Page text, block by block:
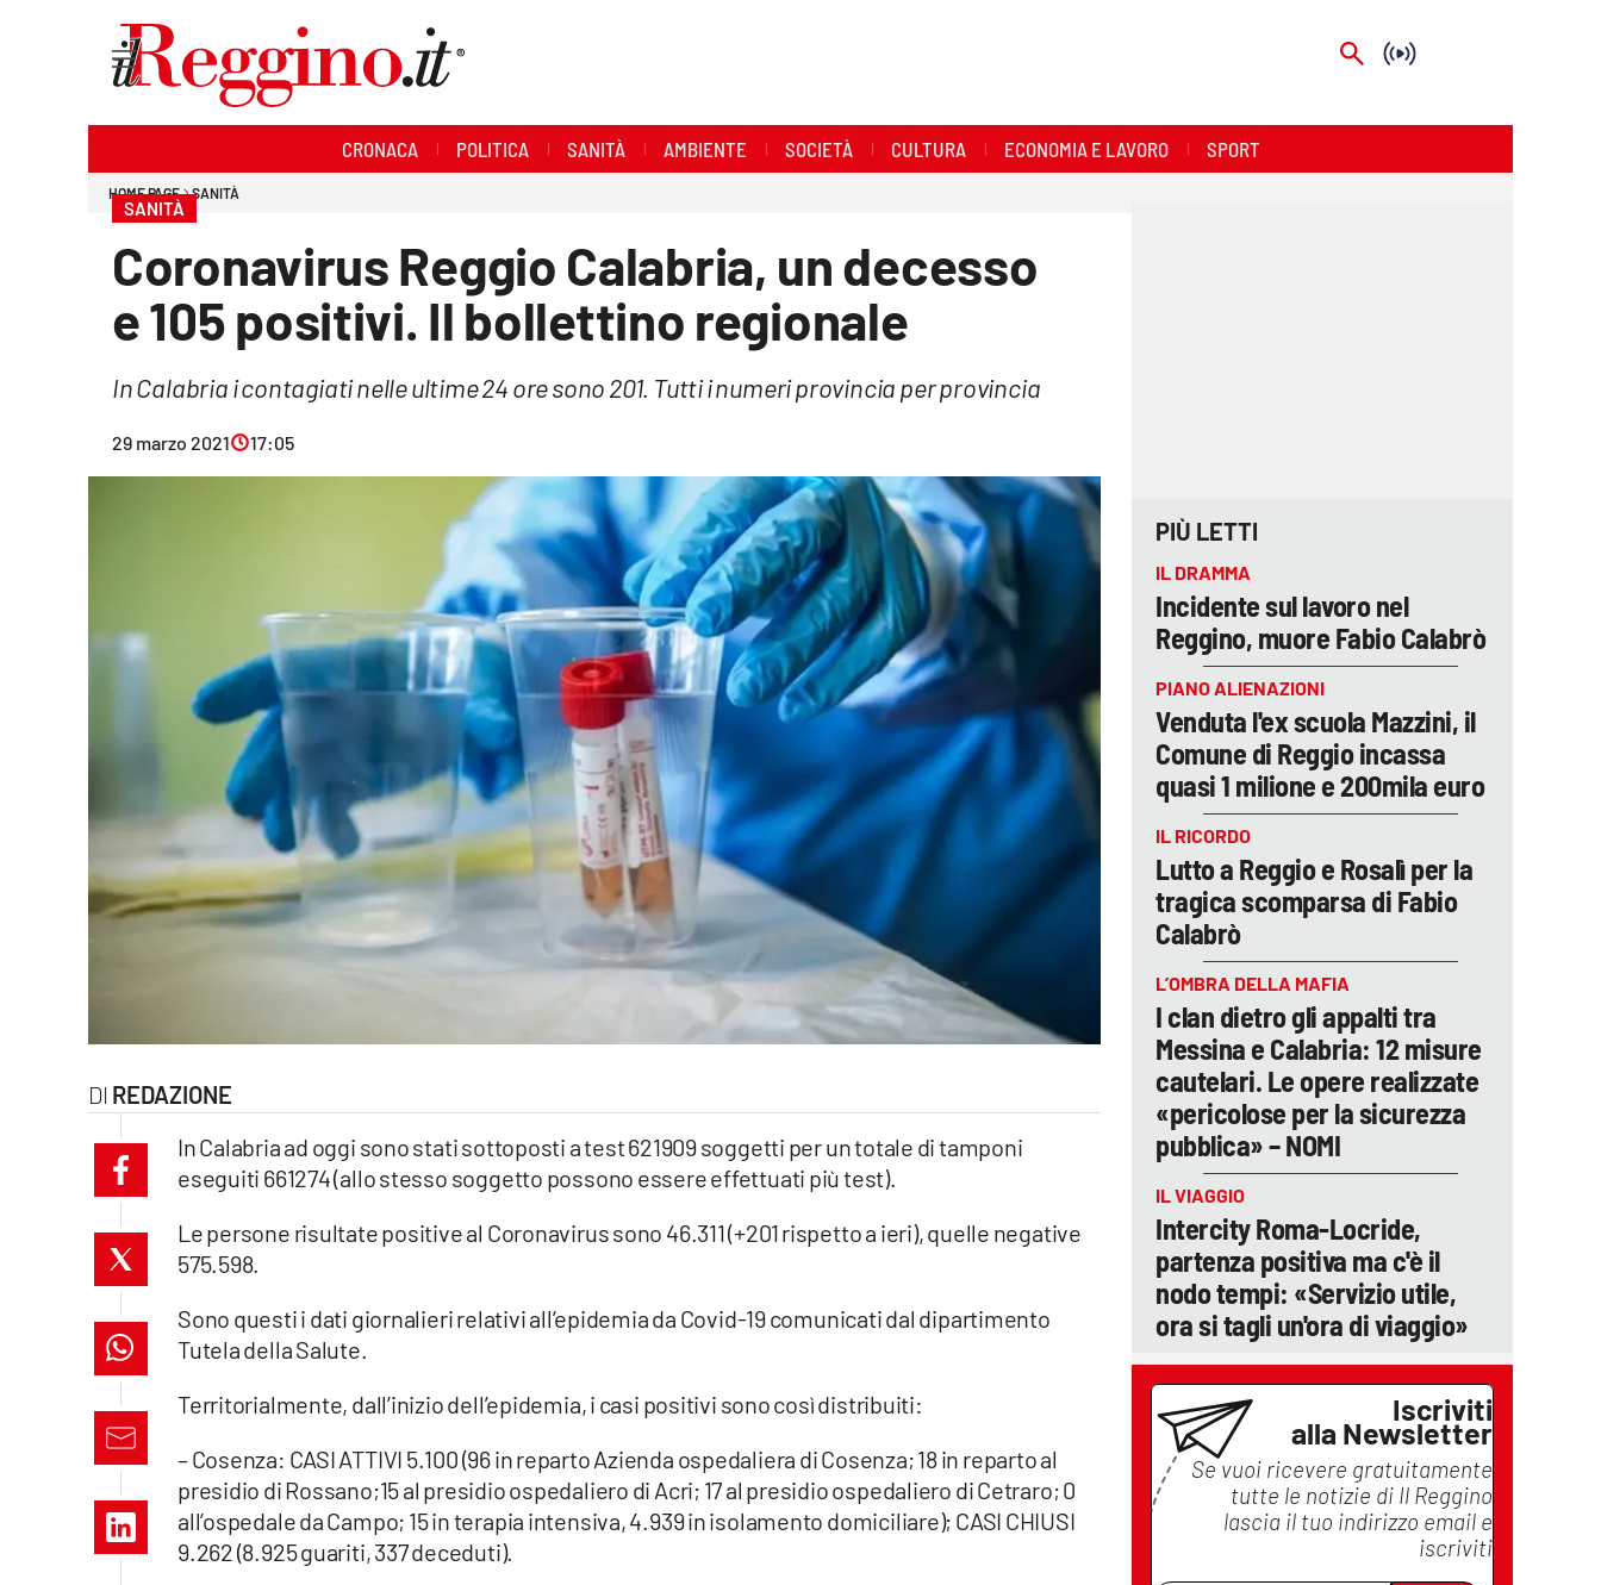
cosenzachannel.it
ilvibonese.it
catanzarochannel.it
lacapitalenews.it
CRONACA POLITICA SANITÀ AMBIENTE SOCIETÀ CULTURA ECONOMIA E LAVORO SPORT
HOME PAGE SANITÀ
SANITÀ
Coronavirus Reggio Calabria, un decesso
e 105 positivi. Il bollettino regionale
In Calabria i contagiati nelle ultime 24 ore sono 201. Tutti i numeri provincia per provincia
29 marzo 2021 17:05
REDAZIONE
In Calabria ad oggi sono stati sottoposti a test 621909 soggetti per un totale di tamponi
eseguiti 661274 (allo stesso soggetto possono essere effettuati più test).
Le persone risultate positive al Coronavirus sono 46.311 (+201 rispetto a ieri), quelle negative
575.598.
Sono questi i dati giornalieri relativi all’epidemia da Covid-19 comunicati dal dipartimento
Tutela della Salute.
Territorialmente, dall’inizio dell’epidemia, i casi positivi sono così distribuiti:
– Cosenza: CASI ATTIVI 5.100 (96 in reparto Azienda ospedaliera di Cosenza; 18 in reparto al
presidio di Rossano;15 al presidio ospedaliero di Acri; 17 al presidio ospedaliero di Cetraro; 0
all’ospedale da Campo; 15 in terapia intensiva, 4.939 in isolamento domiciliare); CASI CHIUSI
9.262 (8.925 guariti, 337 deceduti).
PIÙ LETTI
IL DRAMMA
Incidente sul lavoro nel
Reggino, muore Fabio Calabrò
PIANO ALIENAZIONI
Venduta l'ex scuola Mazzini, il
Comune di Reggio incassa
quasi 1 milione e 200mila euro
IL RICORDO
Lutto a Reggio e Rosalì per la
tragica scomparsa di Fabio
Calabrò
L’OMBRA DELLA MAFIA
I clan dietro gli appalti tra
Messina e Calabria: 12 misure
cautelari. Le opere realizzate
«pericolose per la sicurezza
pubblica» – NOMI
IL VIAGGIO
Intercity Roma-Locride,
partenza positiva ma c'è il
nodo tempi: «Servizio utile,
ora si tagli un'ora di viaggio»
Iscriviti
alla Newsletter
Se vuoi ricevere gratuitamente
tutte le notizie di Il Reggino
lascia il tuo indirizzo email e
iscriviti